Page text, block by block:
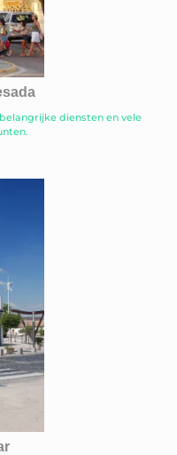
diensten en vele